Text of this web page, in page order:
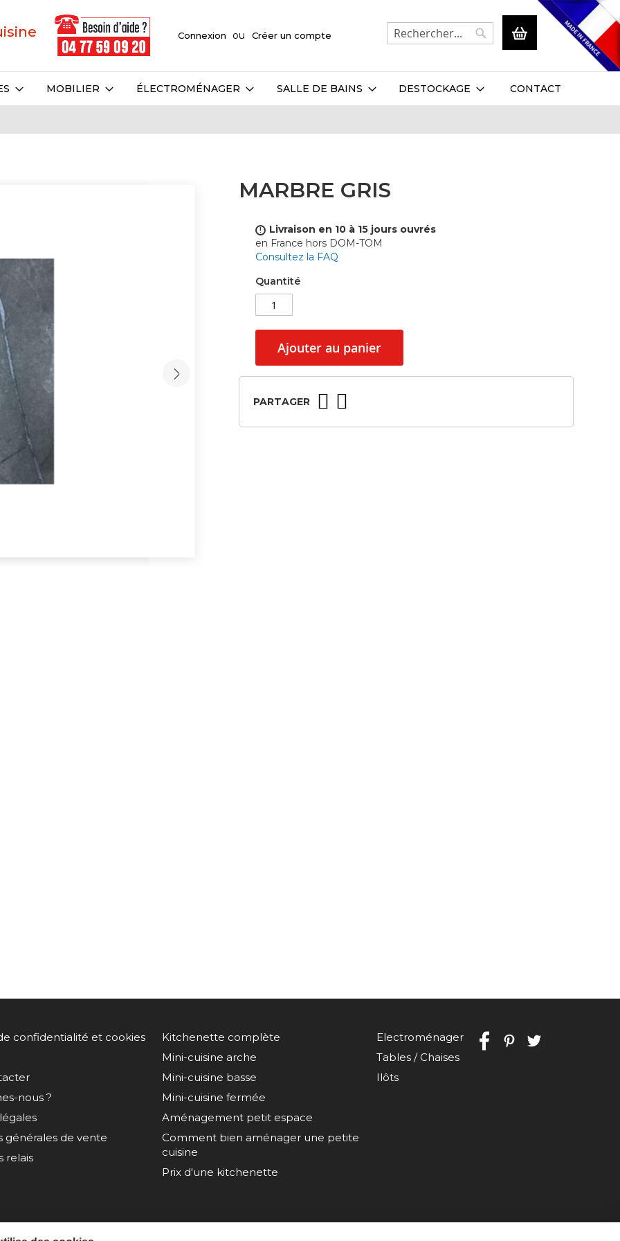
Connexion Créer un compte
Mon panier
Rechercher
Rechercher
MOBILIER ÉLECTROMÉNAGER SALLE DE BAINS DESTOCKAGE CONTACT
MARBRE GRIS
!
Livraison en 10 à 15 jours ouvrés
en France hors DOM-TOM
Consultez la FAQ
Quantité
Ajouter au panier
PARTAGER
confidentialité et cookies
nous ?
générales de vente
relais
Kitchenette complète
Mini-cuisine arche
Mini-cuisine basse
Mini-cuisine fermée
Aménagement petit espace
Comment bien aménager une petite
cuisine
Prix d'une kitchenette
Electroménager
Tables / Chaises
Ilôts